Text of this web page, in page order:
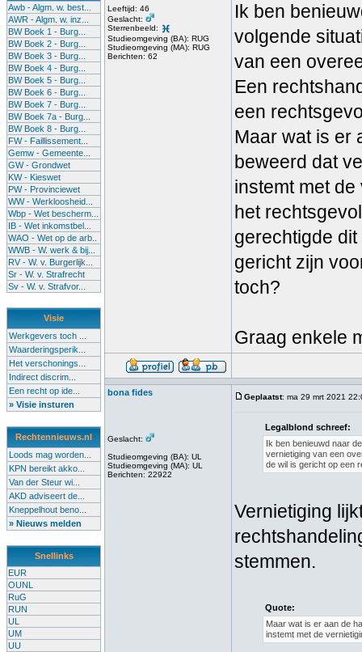
Awb - Algm. w. best...
AWR - Algm. w. inz...
BW Boek 1 - Burg...
BW Boek 2 - Burg...
BW Boek 3 - Burg...
BW Boek 4 - Burg...
BW Boek 5 - Burg...
BW Boek 6 - Burg...
BW Boek 7 - Burg...
BW Boek 7a - Burg...
BW Boek 8 - Burg...
FW - Faillissement...
Gemw - Gemeente...
GW - Grondwet
KW - Kieswet
PW - Provinciewet
WW - Werkloosheid...
Wbp - Wet bescherm...
IB - Wet inkomstbel...
WAO - Wet op de arb..
WWB - W. werk & bij...
RV - W. v. Burgerlijk...
Sr - W. v. Strafrecht
Sv - W. v. Strafvor...
Visie
Werkgevers toch ...
Waarderingsperik...
Het verschonings...
Indirect discrim...
Een recht op ide...
» Visie insturen
Rechtennieuws.nl
Loods mag worden...
KPN bereikt akko...
Van der Steur wi...
AKD adviseert de...
Kneppelhout beno...
» Nieuws melden
Snellinks
EUR
OUNL
RuG
RUN
UL
UM
UU
Leeftijd: 46
Geslacht:
Sterrenbeeld:
Studieomgeving (BA): RUG
Studieomgeving (MA): RUG
Berichten: 62
Ik ben
volgende
van een
Een
een
Maar wat is er
beweerd dat
instemt met
het
gerechtigde
gericht zijn
toch?
Graag enkele
bona fides
Geslacht:
Studieomgeving (BA): UL
Studieomgeving (MA): UL
Berichten: 22922
Geplaatst: ma 29 mrt 2021
Legalblond schreef:
Ik ben benieuwd naar
vernietiging van een
de wil is gericht op een
Vernietiging
stemmen.
Quote:
Maar wat is er aan de
instemt met de